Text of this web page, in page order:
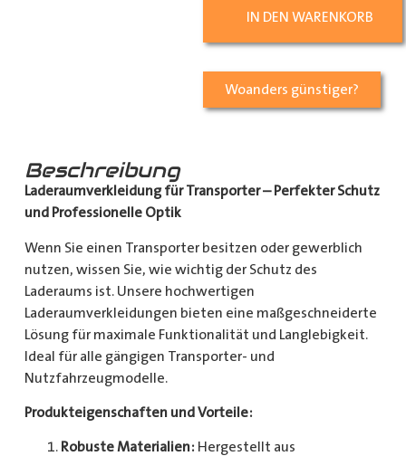
IN DEN WARENKORB
Woanders günstiger?
Beschreibung
Laderaumverkleidung für Transporter – Perfekter Schutz
und Professionelle Optik
Wenn Sie einen Transporter besitzen oder gewerblich
nutzen, wissen Sie, wie wichtig der Schutz des
Laderaums ist. Unsere hochwertigen
Laderaumverkleidungen bieten eine maßgeschneiderte
Lösung für maximale Funktionalität und Langlebigkeit.
Ideal für alle gängigen Transporter- und
Nutzfahrzeugmodelle.
Produkteigenschaften und Vorteile:
Robuste Materialien: Hergestellt aus